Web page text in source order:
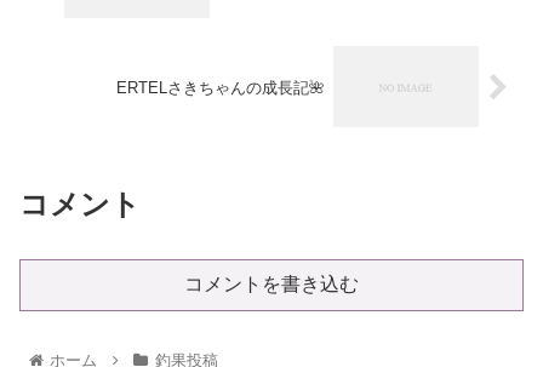
ERTELさきちゃんの成長記🌺
コメント
コメントを書き込む
ホーム 釣果投稿